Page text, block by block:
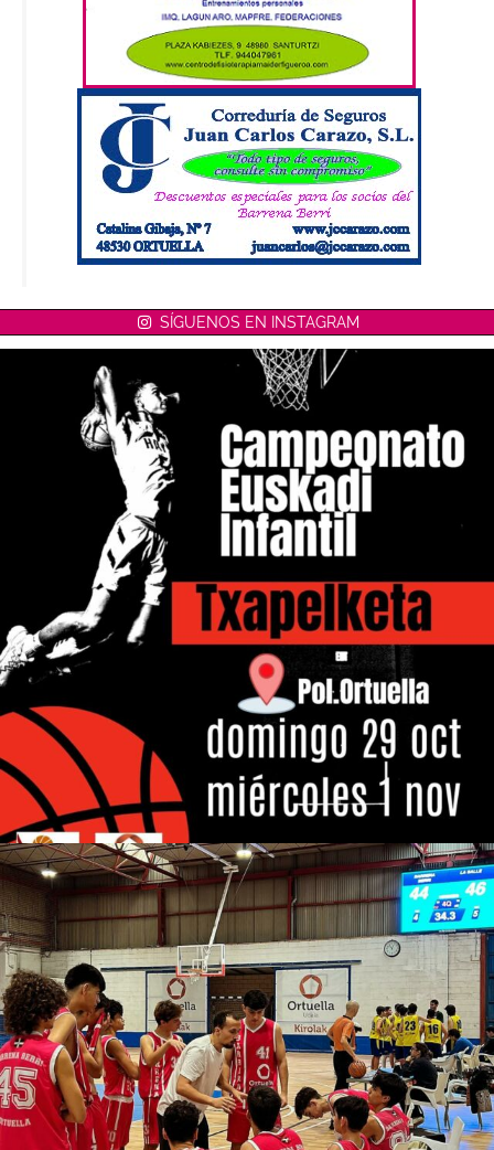
SÍGUENOS EN INSTAGRAM